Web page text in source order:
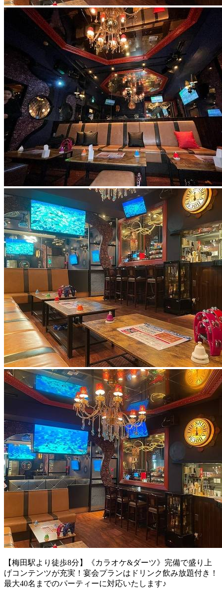
【梅田駅より徒歩8分】《カラオケ&ダーツ》完備で盛り上
げコンテンツが充実！宴会プランはドリンク飲み放題付き！
最大40名までのパーティーに対応いたします♪